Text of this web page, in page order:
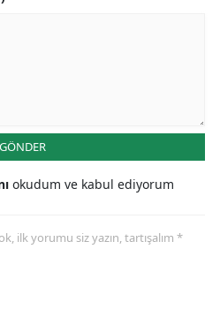
GÖNDER
okudum ve kabul ediyorum
ilk yorumu siz yazın, tartışalım *